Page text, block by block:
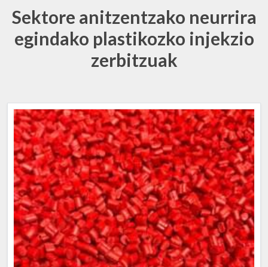
Sektore anitzentzako neurrira
egindako plastikozko injekzio
zerbitzuak